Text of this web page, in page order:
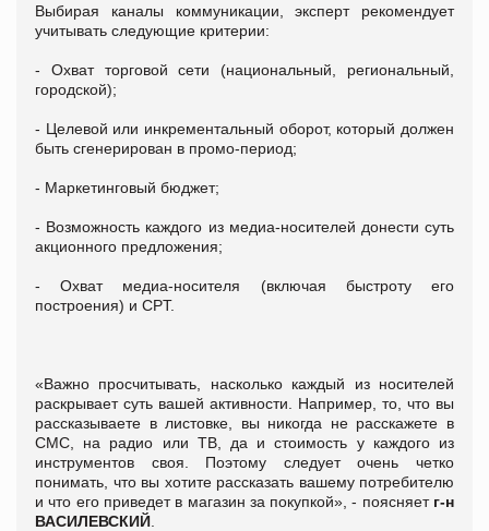
Выбирая каналы коммуникации, эксперт рекомендует
учитывать следующие критерии:
- Охват торговой сети (национальный, региональный,
городской);
- Целевой или инкрементальный оборот, который должен
быть сгенерирован в промо-период;
- Маркетинговый бюджет;
- Возможность каждого из медиа-носителей донести суть
акционного предложения;
- Охват медиа-носителя (включая быстроту его
построения) и CPT.
«Важно просчитывать, насколько каждый из носителей
раскрывает суть вашей активности. Например, то, что вы
рассказываете в листовке, вы никогда не расскажете в
СМС, на радио или ТВ, да и стоимость у каждого из
инструментов своя. Поэтому следует очень четко
понимать, что вы хотите рассказать вашему потребителю
и что его приведет в магазин за покупкой», - поясняет г-н
ВАСИЛЕВСКИЙ